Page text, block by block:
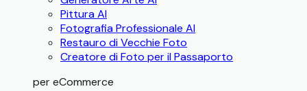
Pittura AI
Fotografia Professionale AI
Restauro di Vecchie Foto
Creatore di Foto per il Passaporto
per eCommerce